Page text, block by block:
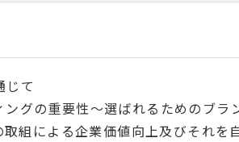
じて
ングの重要性～選ばれるためのブラ
取組による企業価値向上及びそれを